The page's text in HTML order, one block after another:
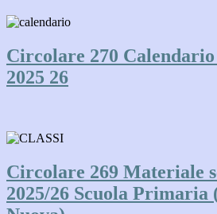
Circolare 270 Calendario
2025 26
Circolare 269 Materiale
2025/26 Scuola Primaria